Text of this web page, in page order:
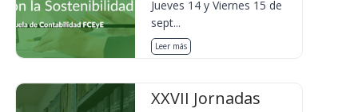
Jueves 14 y Viernes 15 de
sept...
Leer más
XXVII Jornadas